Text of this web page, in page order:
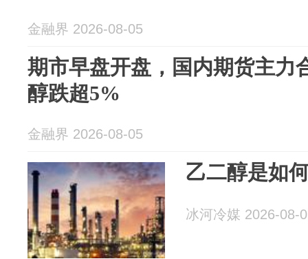
金融界 2026-08-05
期市早盘开盘，国内期货主力
醇跌超5%
金融界 2026-08-05
乙二醇是如
冰河冷媒 2026-08-